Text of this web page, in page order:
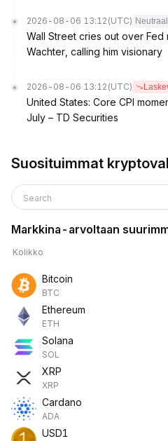
2026-08-06 13:12 (UTC)
Wall Street cries out over Fed
Wachter, calling him visionary
2026-08-06 13:12 (UTC)
United States: Core CPI
July – TD Securities
Suosituimmat
Search
Markkina-arvoltaan
Kolikko
Bitcoin
BTC
Ethereum
ETH
Solana
SOL
XRP
XRP
Cardano
ADA
USD1